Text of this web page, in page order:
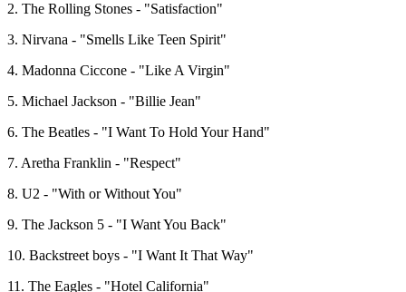
2. The Rolling Stones - "Satisfaction"
3. Nirvana - "Smells Like Teen Spirit"
4. Madonna Ciccone - "Like A Virgin"
5. Michael Jackson - "Billie Jean"
6. The Beatles - "I Want To Hold Your Hand"
7. Aretha Franklin - "Respect"
8. U2 - "With or Without You"
9. The Jackson 5 - "I Want You Back"
10. Backstreet boys - "I Want It That Way"
11. The Eagles - "Hotel California"